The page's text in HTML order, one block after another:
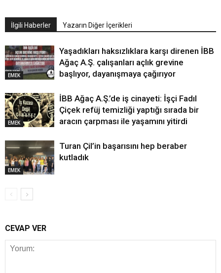
İlgili Haberler Yazarın Diğer İçerikleri
EMEK
Yaşadıkları haksızlıklara karşı direnen İBB
Ağaç A.Ş. çalışanları açlık grevine
başlıyor, dayanışmaya çağırıyor
EMEK
İBB Ağaç A.Ş.’de iş cinayeti: İşçi Fadıl
Çiçek refüj temizliği yaptığı sırada bir
aracın çarpması ile yaşamını yitirdi
EMEK
Turan Çil’in başarısını hep beraber
kutladık
CEVAP VER